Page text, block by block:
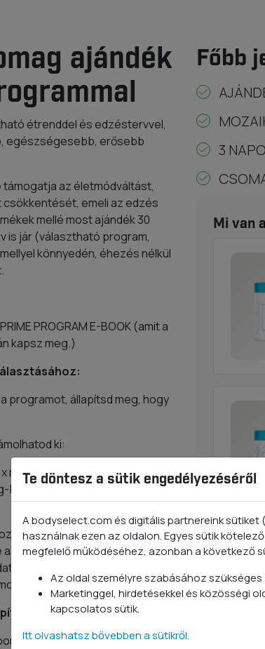
ajándék
étrenddel és edzéstervvel,
egészségesebb, erősebb
támogatja az életmódváltást,
emeli az edzés
mellé most ajándék 30
is jár (választható program,
könnyedén, éhezés nélkül
PROGRAM E-BOOK (amit a
kapsz meg.)
programot, állapítsd meg, hogy
ki:
magasság cm-ben) – (4,7 x kor
ban) + (5 x magasság cm-ben)
mellett fontos az is, hogy
van szükség, mert a napi
áll össze és így tudod majd
Főbb
3
Mi van
Te döntesz a sütik engedélyezéséről
A bodyselect.com és digitális partnereink sütiket
használnak ezen az oldalon. Egyes sütik
megfelelő működéséhez, azonban a következő
Az oldal személyre szabásához szükséges
Marketinggel, hirdetésekkel és közösségi
kapcsolatos sütik.
Itt olvashatsz bővebben a sütikről.